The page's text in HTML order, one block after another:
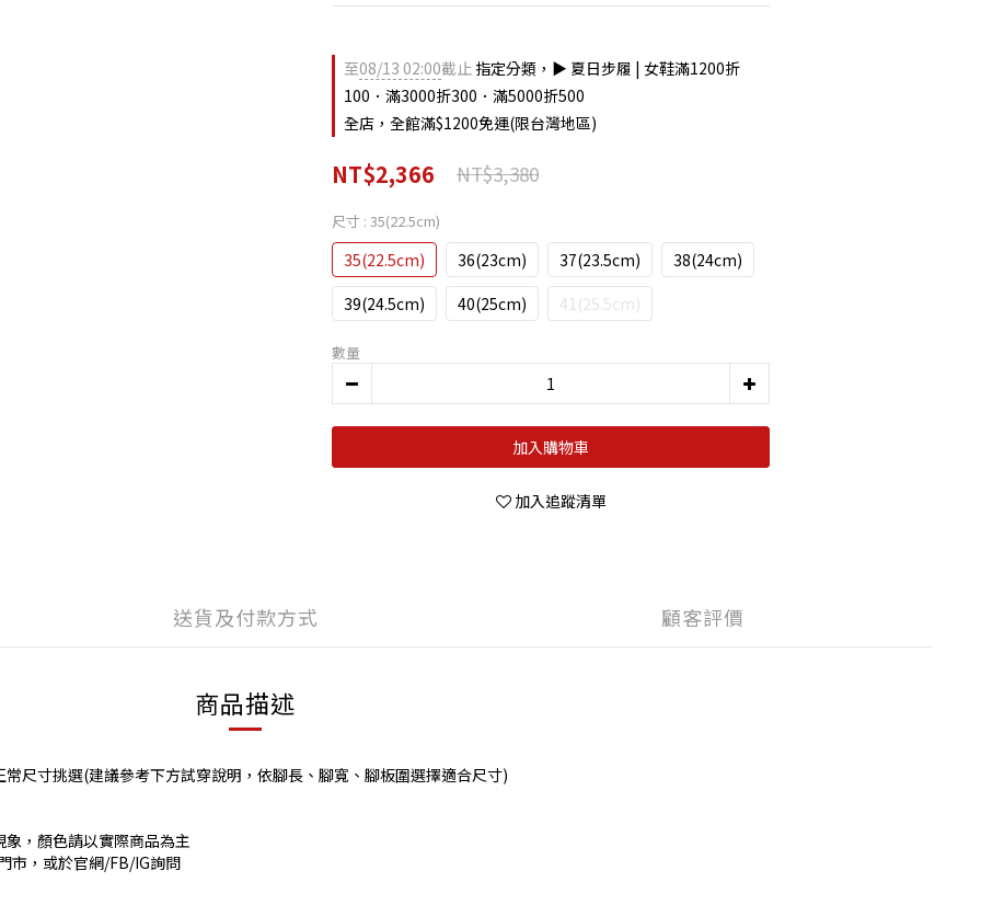
至08/13 02:00截止 指定分類，▶︎ 夏日步履 | 女鞋滿1200折
100．滿3000折300．滿5000折500
全店，全館滿$1200免運(限台灣地區)
NT$2,366 NT$3,380
尺寸 : 35(22.5cm)
35(22.5cm) 36(23cm) 37(23.5cm)
38(24cm)
39(24.5cm)
40(25cm) 41(25.5cm)
數量
加入購物車
加入追蹤清單
送貨及付款方式 顧客評價
商品描述
尺寸挑選(建議參考下方試穿說明，依腳長、腳寬、腳板圍選擇適合尺寸)
，顏色請以實際商品為主
市，或於官網/FB/IG詢問